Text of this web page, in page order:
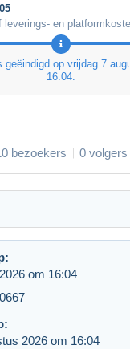
leverings- en
geëindigd op vrijdag 7
16:04.
bezoekers 0 volgers
om 16:04
2026 om 16:04